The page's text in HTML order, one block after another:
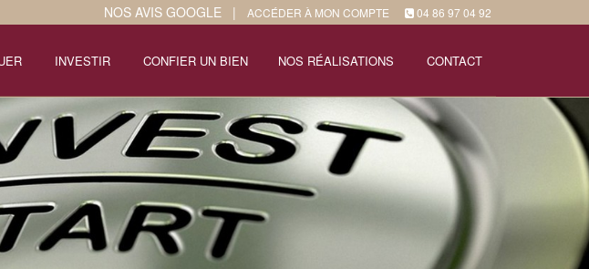
NOS AVIS GOOGLE | ACCÉDER À MON COMPTE 04 86 97 04 92
INVESTIR CONFIER UN BIEN NOS RÉALISATIONS CONTACT